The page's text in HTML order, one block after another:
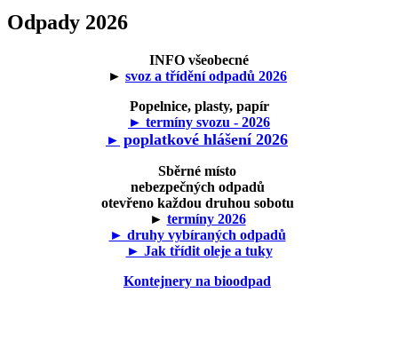
Odpady 2026
INFO všeobecné
► svoz a třídění odpadů 2026
Popelnice, plasty, papír
► termíny svozu - 2026
► poplatkové hlášení 2026
Sběrné místo
nebezpečných odpadů
otevřeno každou druhou sobotu
► termíny 2026
► druhy vybíraných odpadů
► Jak třídit oleje a tuky
Kontejnery na bioodpad